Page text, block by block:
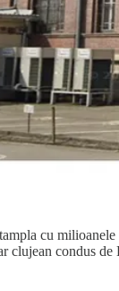
cu milioanele
clujean condus de